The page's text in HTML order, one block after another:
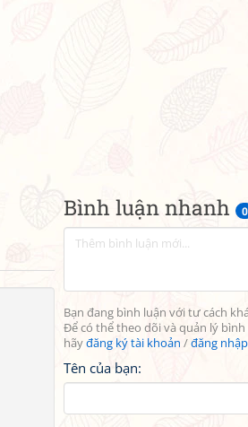
Bình luận nhanh 0
Bạn đang bình luận với tư cách
Để có thể theo dõi và quản lý
hãyđăng ký tài khoản /đăng nhập
Tên của bạn: